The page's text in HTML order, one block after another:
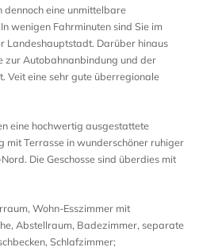
dennoch eine unmittelbare
wenigen Fahrminuten sind Sie im
Landeshauptstadt. Darüber hinaus
zur Autobahnanbindung und der
Veit eine sehr gute überregionale
eine hochwertig ausgestattete
mit Terrasse in wunderschöner ruhiger
Die Geschosse sind überdies mit
Wohn-Esszimmer mit
Abstellraum, Badezimmer, separate
Schlafzimmer;